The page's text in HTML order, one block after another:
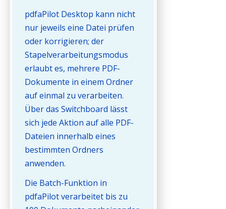
pdfaPilot Desktop kann nicht
nur jeweils eine Datei prüfen
oder korrigieren; der
Stapelverarbeitungsmodus
erlaubt es, mehrere PDF-
Dokumente in einem Ordner
auf einmal zu verarbeiten.
Über das Switchboard lässt
sich jede Aktion auf alle PDF-
Dateien innerhalb eines
bestimmten Ordners
anwenden.
Die Batch-Funktion in
pdfaPilot verarbeitet bis zu